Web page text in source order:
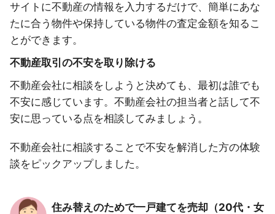
サイトに不動産の情報を入力するだけで、簡単にあな
たに合う物件や保持している物件の査定金額を知るこ
とができます。
不動産取引の不安を取り除ける
不動産会社に相談をしようと決めても、最初は誰でも
不安に感じています。不動産会社の担当者と話して不
安に思っている点を相談してみましょう。
不動産会社に相談することで不安を解消した方の体験
談をピックアップしました。
住み替えのためで一戸建てを売却（20代・女